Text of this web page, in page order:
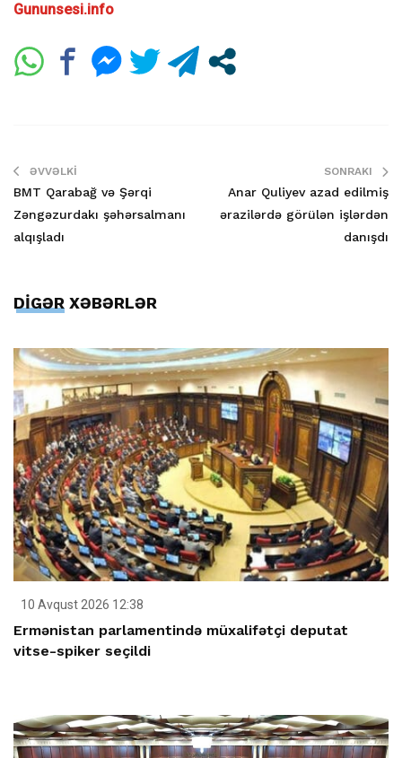
Gununsesi.info
ƏVVƏLKI
BMT Qarabağ və Şərqi
Zəngəzurdakı şəhərsalmanı
alqışladı
SONRAKI
Anar Quliyev azad edilmiş
ərazilərdə görülən işlərdən
danışdı
DİGƏR XƏBƏRLƏR
10 Avqust 2026 12:38
Ermənistan parlamentində müxalifətçi deputat
vitse-spiker seçildi